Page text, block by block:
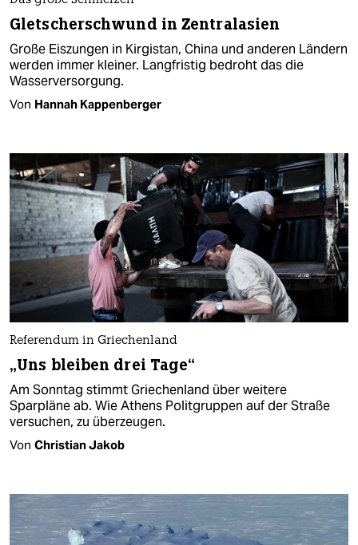
Gletscherschwund in Zentralasien
Große Eiszungen in Kirgistan, China und anderen Ländern
werden immer kleiner. Langfristig bedroht das die
Wasserversorgung.
Von Hannah Kappenberger
Referendum in Griechenland
„Uns bleiben drei Tage“
Am Sonntag stimmt Griechenland über weitere
Sparpläne ab. Wie Athens Politgruppen auf der Straße
versuchen, zu überzeugen.
Von Christian Jakob